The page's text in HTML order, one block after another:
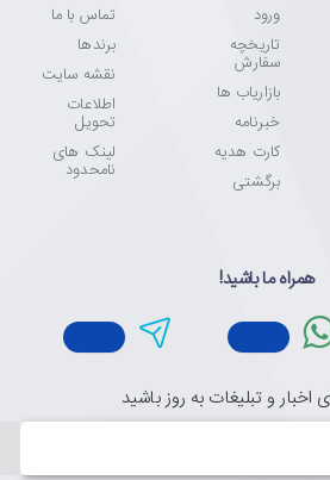
ورود
تاریخچه
سفارش
بازاریاب ها
خبرنامه
کارت هدیه
برگشتی
تماس با ما
برندها
نقشه سایت
اطلاعات
تحویل
لینک های
نامحدود
همراه ما باشید!
اخبار و تبلیغات به روز باشید